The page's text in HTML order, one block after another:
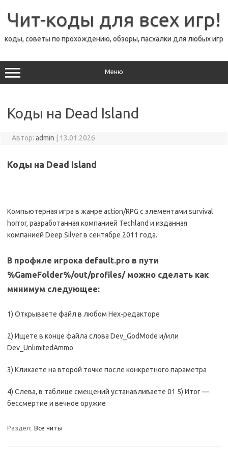
содержимому
Чит-коды для всех игр!
коды, советы по прохождению, обзоры, пасхалки для любых игр
Меню
Коды на Dead Island
Автор: admin 13.01.2026
Коды на Dead Island
Компьютерная игра в жанре action/RPG c элементами survival
horror, разработанная компанией Techland и изданная
компанией Deep Silver в сентябре 2011 года.
В профиле игрока default.pro в пути
%GameFolder%/out/profiles/ можно сделать как
минимум следующее:
1) Открываете файл в любом Hex-редакторе
2) Ищете в конце файла слова Dev_GodMode и/или
Dev_UnlimitedAmmo
3) Кликаете на второй точке после конкретного параметра
4) Слева, в таблице смещений устанавливаете 01 5) Итог —
бессмертие и вечное оружие
Раздел: Все читы